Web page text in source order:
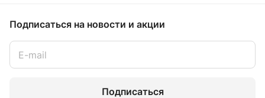
Подписаться на новости и акции
Подписаться